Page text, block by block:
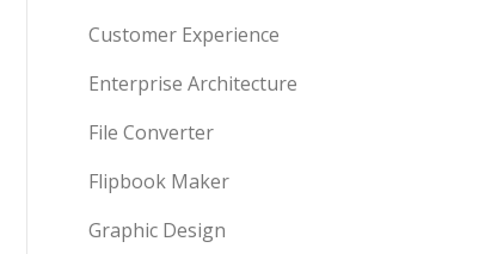
Customer Experience
Enterprise Architecture
File Converter
Flipbook Maker
Graphic Design